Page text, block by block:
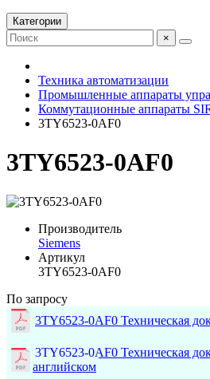
Категории
×
Техника автоматизации
Промышленные аппараты
Коммутационные аппараты
3TY6523-0AF0
3TY6523-0AF0
Производитель
Siemens
Артикул
3TY6523-0AF0
По запросу
3TY6523-0AF0 Техническая
3TY6523-0AF0 Техническая
английском